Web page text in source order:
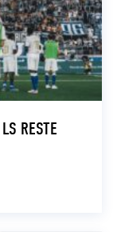
RESTE